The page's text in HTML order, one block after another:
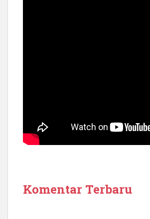
Komentar Terbaru